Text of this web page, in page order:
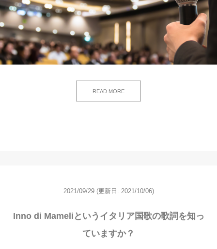
READ MORE
2021/09/29 (更新日: 2021/10/06)
Inno di Mameliというイタリア国歌の歌詞を知っ
ていますか？